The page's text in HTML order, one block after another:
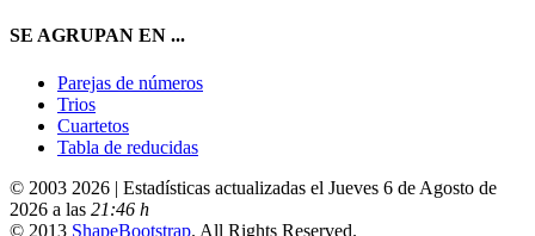
SE AGRUPAN EN ...
Parejas de números
Trios
Cuartetos
Tabla de reducidas
© 2003 2026 | Estadísticas actualizadas el Jueves 6 de Agosto de
2026 a las 21:46 h
© 2013 ShapeBootstrap. All Rights Reserved.